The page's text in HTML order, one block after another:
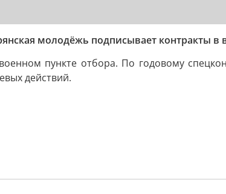
молодёжь подписывает контракты в
пункте отбора. По годовому
действий.